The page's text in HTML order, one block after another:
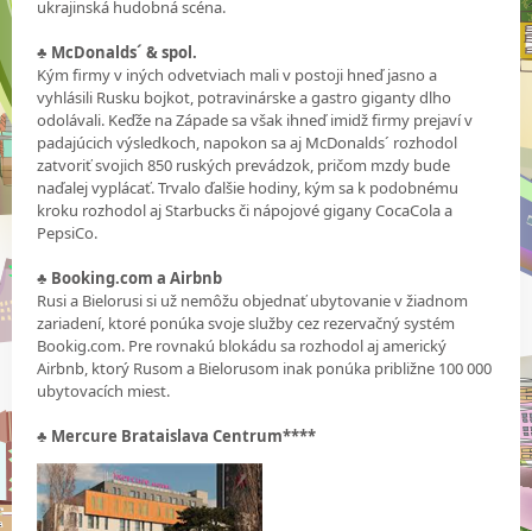
ukrajinská hudobná scéna.
♣ McDonalds´ & spol.
Kým firmy v iných odvetviach mali v postoji hneď jasno a
vyhlásili Rusku bojkot, potravinárske a gastro giganty dlho
odolávali. Keďže na Západe sa však ihneď imidž firmy prejaví v
padajúcich výsledkoch, napokon sa aj McDonalds´ rozhodol
zatvoriť svojich 850 ruských prevádzok, pričom mzdy bude
naďalej vyplácať. Trvalo ďalšie hodiny, kým sa k podobnému
kroku rozhodol aj Starbucks či nápojové gigany CocaCola a
PepsiCo.
♣ Booking.com a Airbnb
Rusi a Bielorusi si už nemôžu objednať ubytovanie v žiadnom
zariadení, ktoré ponúka svoje služby cez rezervačný systém
Bookig.com. Pre rovnakú blokádu sa rozhodol aj americký
Airbnb, ktorý Rusom a Bielorusom inak ponúka približne 100 000
ubytovacích miest.
♣ Mercure Brataislava Centrum****